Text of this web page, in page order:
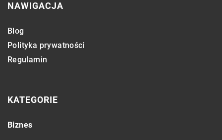
NAWIGACJA
Blog
Polityka prywatności
Regulamin
KATEGORIE
Biznes